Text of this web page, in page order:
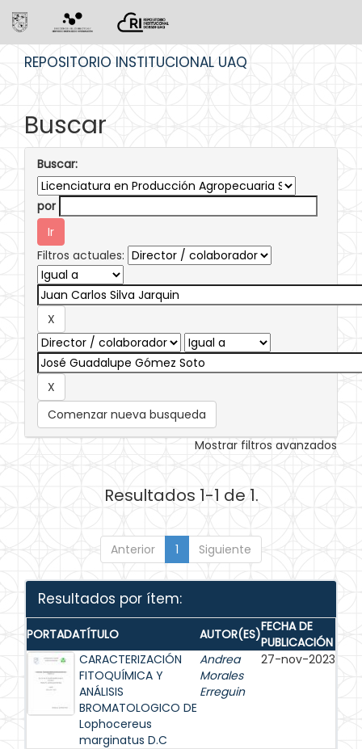
REPOSITORIO INSTITUCIONAL UAQ
Buscar
Buscar:
por
Filtros actuales:
Comenzar nueva busqueda
Mostrar filtros avanzados
Resultados 1-1 de 1.
Anterior 1 Siguiente
Resultados por ítem:
PORTADATÍTULO AUTOR(ES)FECHA DE
PUBLICACIÓN
CARACTERIZACIÓN
FITOQUÍMICA Y
ANÁLISIS
BROMATOLOGICO DE
Lophocereus
marginatus D.C
Andrea
Morales
Erreguin
27-nov-2023